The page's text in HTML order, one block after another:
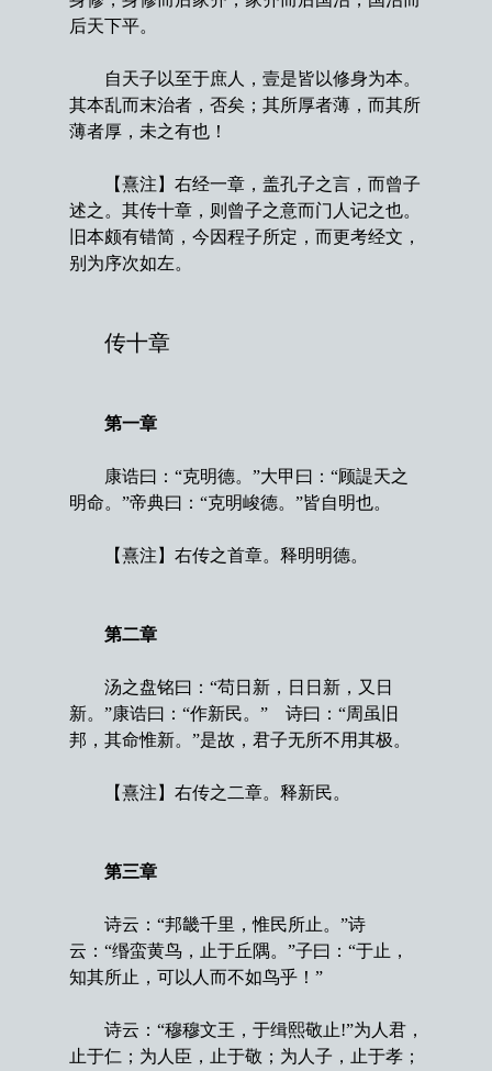
后天下平。
自天子以至于庶人，壹是皆以修身为本。
其本乱而末治者，否矣；其所厚者薄，而其所
薄者厚，未之有也！
【熹注】右经一章，盖孔子之言，而曾子
述之。其传十章，则曾子之意而门人记之也。
旧本颇有错简，今因程子所定，而更考经文，
别为序次如左。
传十章
第一章
康诰曰：“克明德。”大甲曰：“顾諟天之
明命。”帝典曰：“克明峻德。”皆自明也。
【熹注】右传之首章。释明明德。
第二章
汤之盘铭曰：“苟日新，日日新，又日
新。”康诰曰：“作新民。” 诗曰：“周虽旧
邦，其命惟新。”是故，君子无所不用其极。
【熹注】右传之二章。释新民。
第三章
诗云：“邦畿千里，惟民所止。”诗
云：“缗蛮黄鸟，止于丘隅。”子曰：“于止，
知其所止，可以人而不如鸟乎！”
诗云：“穆穆文王，于缉熙敬止!”为人君，
止于仁；为人臣，止于敬；为人子，止于孝；